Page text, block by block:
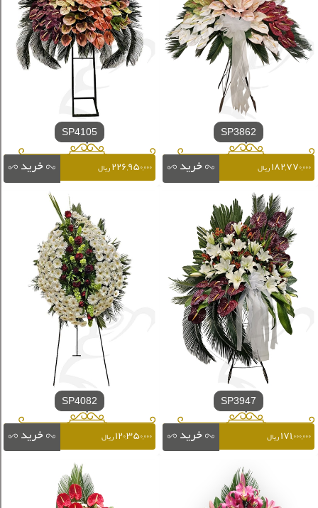
SP3862
۱۸۲,۷۷۰,۰۰۰ریال
SP4105
۲۲۶,۹۵۰,۰۰۰ریال
SP3947
۱۷۱,۰۰۰,۰۰۰ریال
SP4082
۱۲۰,۳۵۰,۰۰۰ریال